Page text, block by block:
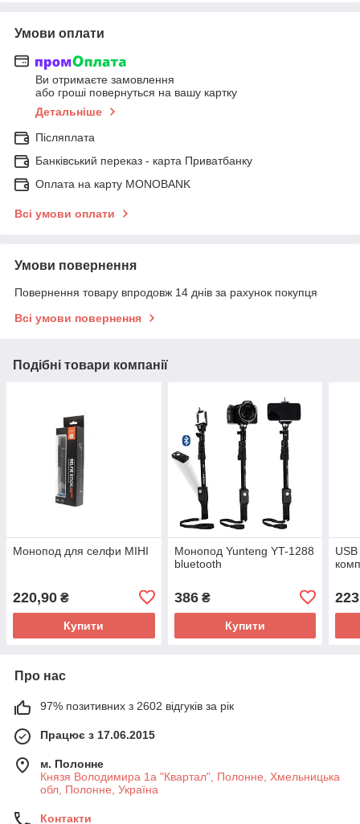
Умови оплати
Ви отримаєте замовлення
або гроші повернуться на вашу картку
Детальніше
Післяплата
Банківський переказ - карта Приватбанку
Оплата на карту MONOBANK
Всі умови оплати
Умови повернення
Повернення товару впродовж 14 днів за рахунок покупця
Всі умови повернення
Подібні товари компанії
Монопод для селфи МІНІ
220,90 ₴
Купити
Монопод Yunteng YT-1288
bluetooth
386₴
Купити
Про нас
97% позитивних з 2602 відгуків за рік
Працює з 17.06.2015
м. Полонне
Князя Володимира 1а "Квартал", Полонне, Хмельницька
обл, Полонне, Україна
Контакти